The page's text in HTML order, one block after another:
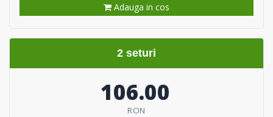
Adauga in cos
2 seturi
106.00
RON